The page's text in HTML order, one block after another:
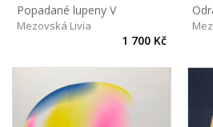
Popadané lupeny V
Mezovská Livia
1 700 Kč